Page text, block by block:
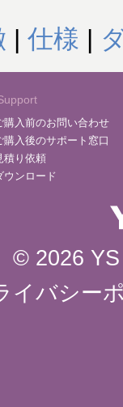
| 仕様 |
購入前のお問い合わせ
購入後のサポート窓口
積り依頼
ウンロード
© 2026
イバシー